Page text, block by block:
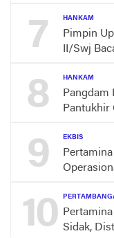
7 HANKAM
Pimpin
II/Swj
8 HANKAM
Pantukhir
9 EKBIS
10 Sidak,